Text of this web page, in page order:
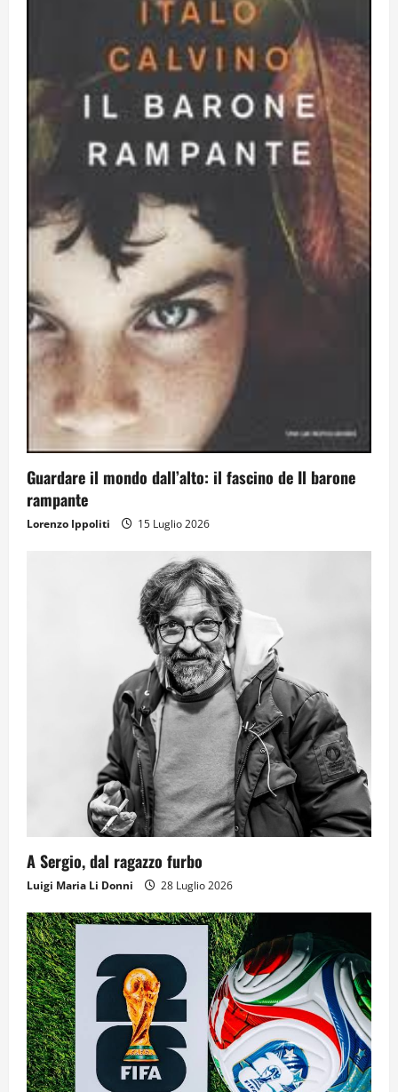
Guardare il mondo dall’alto: il fascino de Il barone
rampante
Lorenzo Ippoliti 15 Luglio 2026
A Sergio, dal ragazzo furbo
Luigi Maria Li Donni 28 Luglio 2026